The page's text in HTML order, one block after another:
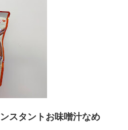
スタントお味噌汁なめ